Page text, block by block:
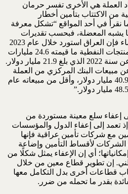
العملة هي الأخرى تفسر حرمان
من الاكتتاب بتأمين أخطار
نقرأ في أحد المواقع “تشكل معرفة
يشبه المعضلة، فبحسب تقديرات
الجهاز المركزي للإحصاء فإن العراق استورد خلال عام 2023
من المواد السلعية والمنتجات النفطية ما قيمته 24.6 مليارات
دولار، مسجلا ارتفاعاً عن سنة 2022 الذي بلغ 21.9 مليار دولار.
مبيعات البنك المركزي من العملة
الأجنبية في 2023 وهو 40.9 مليار دولار، وأقل من مبيعاته عام
إعفاء سلع معينة مستوردة من
تعمد إلى إعفاء الدول والمؤسسات
مع شركات تأمين عراقية فإنها
لأقساط التأمين وإضاعة
أي إن الإعفاء يمثل شكلًا من
إن تطوير قطاع معين من خلال
قطاعات أخرى بدل التكامل معها
بقدر ما تحمله من ضرر.